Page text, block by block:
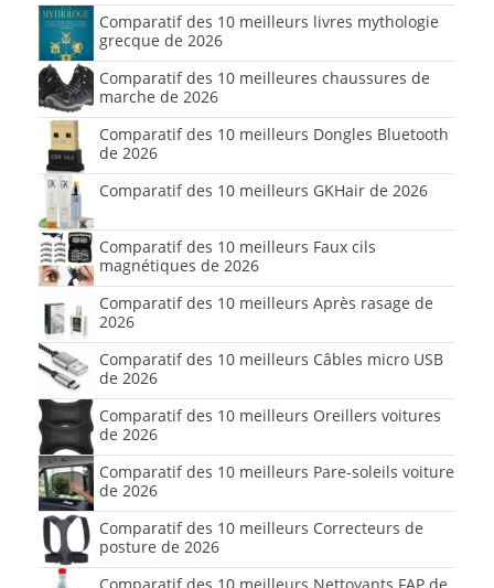
Comparatif des 10 meilleurs livres mythologie
grecque de 2026
Comparatif des 10 meilleures chaussures de
marche de 2026
Comparatif des 10 meilleurs Dongles Bluetooth
de 2026
Comparatif des 10 meilleurs GKHair de 2026
Comparatif des 10 meilleurs Faux cils
magnétiques de 2026
Comparatif des 10 meilleurs Après rasage de
2026
Comparatif des 10 meilleurs Câbles micro USB
de 2026
Comparatif des 10 meilleurs Oreillers voitures
de 2026
Comparatif des 10 meilleurs Pare-soleils voiture
de 2026
Comparatif des 10 meilleurs Correcteurs de
posture de 2026